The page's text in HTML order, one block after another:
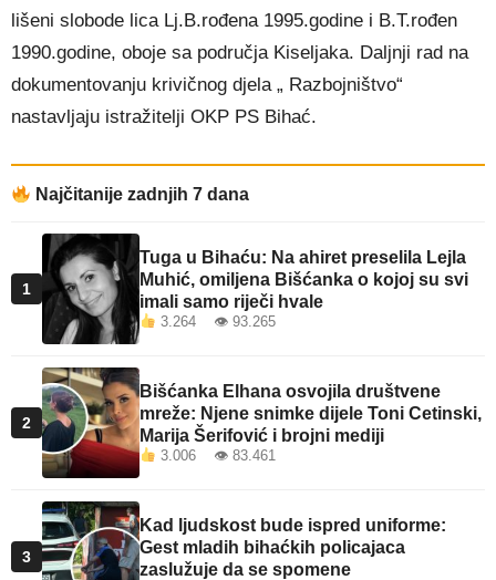
lišeni slobode lica Lj.B.rođena 1995.godine i B.T.rođen
1990.godine, oboje sa područja Kiseljaka. Daljnji rad na
dokumentovanju krivičnog djela „ Razbojništvo“
nastavljaju istražitelji OKP PS Bihać.
Najčitanije zadnjih 7 dana
1
Tuga u Bihaću: Na ahiret preselila Lejla
Muhić, omiljena Bišćanka o kojoj su svi
imali samo riječi hvale
3.264 👁 93.265
2
Bišćanka Elhana osvojila društvene
mreže: Njene snimke dijele Toni Cetinski,
Marija Šerifović i brojni mediji
3.006 👁 83.461
3
Kad ljudskost bude ispred uniforme:
Gest mladih bihaćkih policajaca
zaslužuje da se spomene